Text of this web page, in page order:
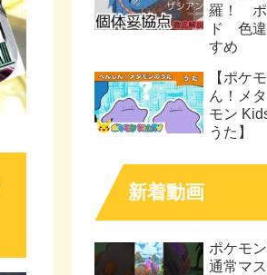
羅！ ポ
ド 色
すめ
【ポケ
ん！メ
モン
うた】
新着動画
ポケモ
通常マ